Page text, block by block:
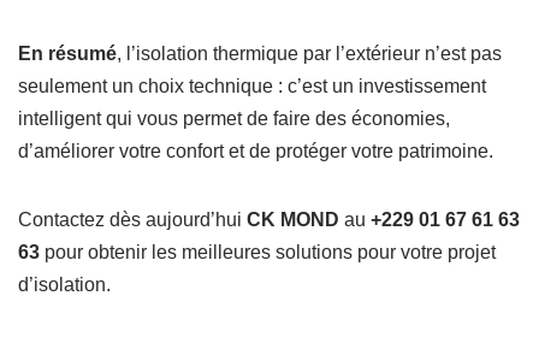
En résumé, l’isolation thermique par l’extérieur n’est pas
seulement un choix technique : c’est un investissement
intelligent qui vous permet de faire des économies,
d’améliorer votre confort et de protéger votre patrimoine.
Contactez dès aujourd’hui CK MOND au +229 01 67 61 63
63 pour obtenir les meilleures solutions pour votre projet
d’isolation.